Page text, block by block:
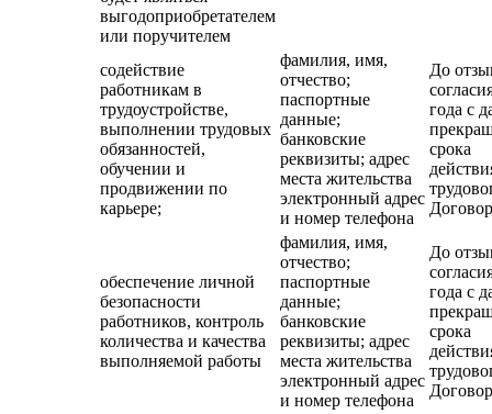
выгодоприобретателем
или поручителем
содействие
работникам в
трудоустройстве,
выполнении трудовых
обязанностей,
обучении и
продвижении по
карьере;
фамилия, имя,
отчество;
паспортные
данные;
банковские
реквизиты; адрес
места жительства
электронный адрес
и номер телефона
До
года с
срока
обеспечение личной
безопасности
работников, контроль
количества и качества
выполняемой работы
фамилия, имя,
отчество;
паспортные
данные;
банковские
реквизиты; адрес
места жительства
электронный адрес
и номер телефона
До
года с
срока